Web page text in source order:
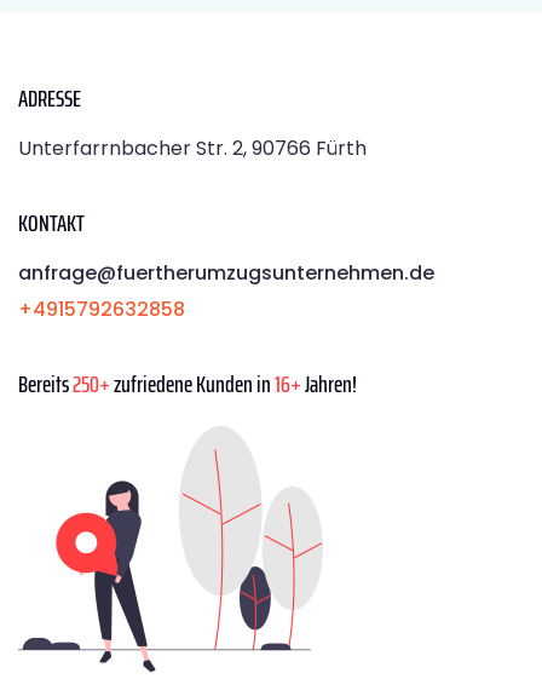
ADRESSE
Unterfarrnbacher Str. 2, 90766 Fürth
KONTAKT
anfrage@fuertherumzugsunternehmen.de
+4915792632858
Bereits250+zufriedene Kunden in16+Jahren!